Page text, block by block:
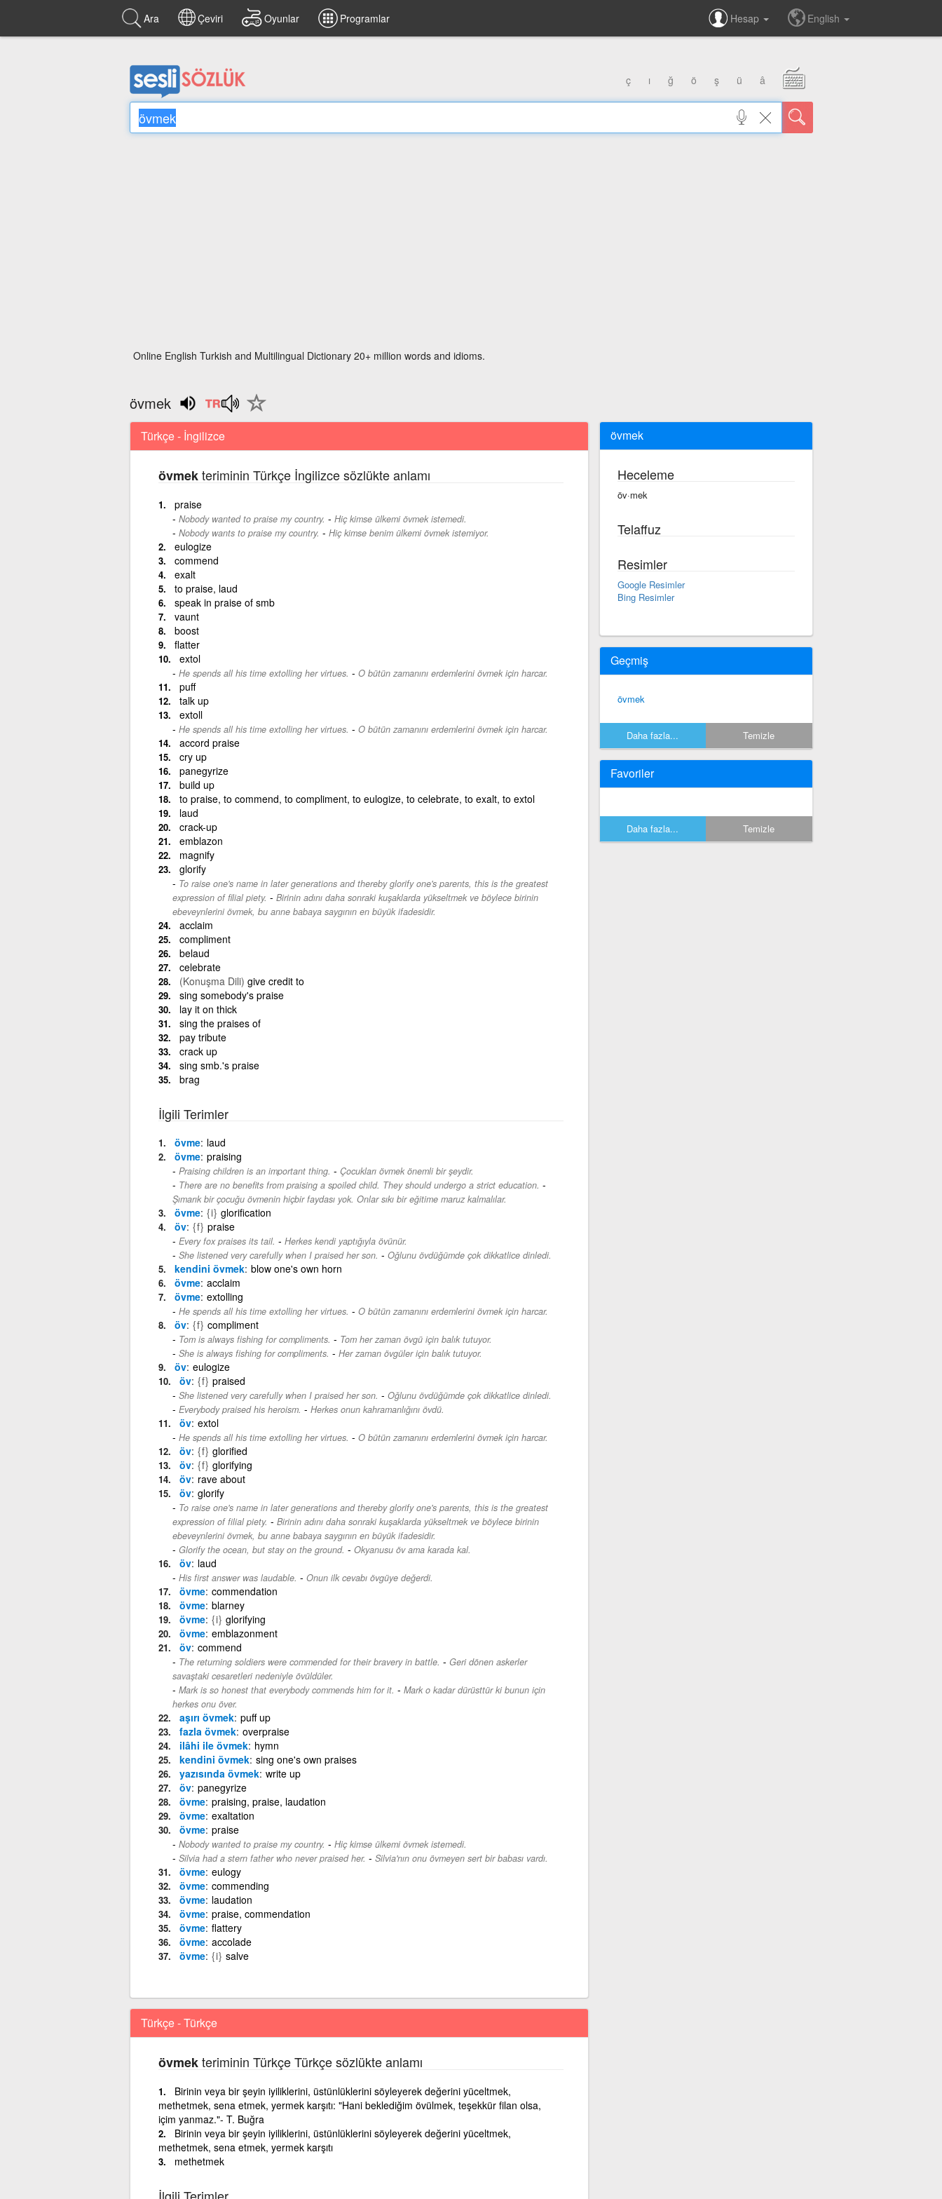
Ara Çeviri Oyunlar Programlar Hesap English
ç ı ğ ö ş ü â
Online English Turkish and Multilingual Dictionary 20+ million words and idioms.
övmek
Türkçe - İngilizce
övmekteriminin Türkçe İngilizce sözlükte anlamı
praise
Nobody wanted to praise my country. - Hiç kimse ülkemi övmek istemedi.
Nobody wants to praise my country. - Hiç kimse benim ülkemi övmek istemiyor.
eulogize
commend
exalt
to praise, laud
speak in praise of smb
vaunt
boost
flatter
extol
He spends all his time extolling her virtues. - O bütün zamanını erdemlerini övmek için harcar.
puff
talk up
extoll
He spends all his time extolling her virtues. - O bütün zamanını erdemlerini övmek için harcar.
accord praise
cry up
panegyrize
build up
to praise, to commend, to compliment, to eulogize, to celebrate, to exalt, to extol
laud
crack-up
emblazon
magnify
glorify
To raise one's name in later generations and thereby glorify one's parents, this is the greatest
expression of filial piety. - Birinin adını daha sonraki kuşaklarda yükseltmek ve böylece birinin
ebeveynlerini övmek, bu anne babaya saygının en büyük ifadesidir.
acclaim
compliment
belaud
celebrate
(Konuşma Dili) give credit to
sing somebody's praise
lay it on thick
sing the praises of
pay tribute
crack up
sing smb.'s praise
brag
İlgili Terimler
övme laud
övme praising
Praising children is an important thing. - Çocukları övmek önemli bir şeydir.
There are no benefits from praising a spoiled child. They should undergo a strict education. -
Şımarık bir çocuğu övmenin hiçbir faydası yok. Onlar sıkı bir eğitime maruz kalmalılar.
övme {i} glorification
öv {f} praise
Every fox praises its tail. - Herkes kendi yaptığıyla övünür.
She listened very carefully when I praised her son. - Oğlunu övdüğümde çok dikkatlice dinledi.
kendini övmek blow one's own horn
övme acclaim
övme extolling
He spends all his time extolling her virtues. - O bütün zamanını erdemlerini övmek için harcar.
öv {f} compliment
Tom is always fishing for compliments. - Tom her zaman övgü için balık tutuyor.
She is always fishing for compliments. - Her zaman övgüler için balık tutuyor.
öv eulogize
öv {f} praised
She listened very carefully when I praised her son. - Oğlunu övdüğümde çok dikkatlice dinledi.
Everybody praised his heroism. - Herkes onun kahramanlığını övdü.
öv extol
He spends all his time extolling her virtues. - O bütün zamanını erdemlerini övmek için harcar.
öv {f} glorified
öv {f} glorifying
öv rave about
öv glorify
To raise one's name in later generations and thereby glorify one's parents, this is the greatest
expression of filial piety. - Birinin adını daha sonraki kuşaklarda yükseltmek ve böylece birinin
ebeveynlerini övmek, bu anne babaya saygının en büyük ifadesidir.
Glorify the ocean, but stay on the ground. - Okyanusu öv ama karada kal.
öv laud
His first answer was laudable. - Onun ilk cevabı övgüye değerdi.
övme commendation
övme blarney
övme {i} glorifying
övme emblazonment
öv commend
The returning soldiers were commended for their bravery in battle. - Geri dönen askerler
savaştaki cesaretleri nedeniyle övüldüler.
Mark is so honest that everybody commends him for it. - Mark o kadar dürüsttür ki bunun için
herkes onu över.
aşırı övmek puff up
fazla övmek overpraise
ilâhi ile övmek hymn
kendini övmek sing one's own praises
yazısında övmek write up
öv panegyrize
övme praising, praise, laudation
övme exaltation
övme praise
Nobody wanted to praise my country. - Hiç kimse ülkemi övmek istemedi.
Silvia had a stern father who never praised her. - Silvia'nın onu övmeyen sert bir babası vardı.
övme eulogy
övme commending
övme laudation
övme praise, commendation
övme flattery
övme accolade
övme {i} salve
Türkçe - Türkçe
övmekteriminin Türkçe Türkçe sözlükte anlamı
Birinin veya bir şeyin iyiliklerini, üstünlüklerini söyleyerek değerini yüceltmek,
methetmek, sena etmek, yermek karşıtı: "Hani beklediğim övülmek, teşekkür filan olsa,
içim yanmaz."- T. Buğra
Birinin veya bir şeyin iyiliklerini, üstünlüklerini söyleyerek değerini yüceltmek,
methetmek, sena etmek, yermek karşıtı
methetmek
İlgili Terimler
övmek
Heceleme
öv·mek
Telaffuz
Resimler
Google Resimler
Bing Resimler
Geçmiş
övmek
Daha fazla... Temizle
Favoriler
Daha fazla... Temizle